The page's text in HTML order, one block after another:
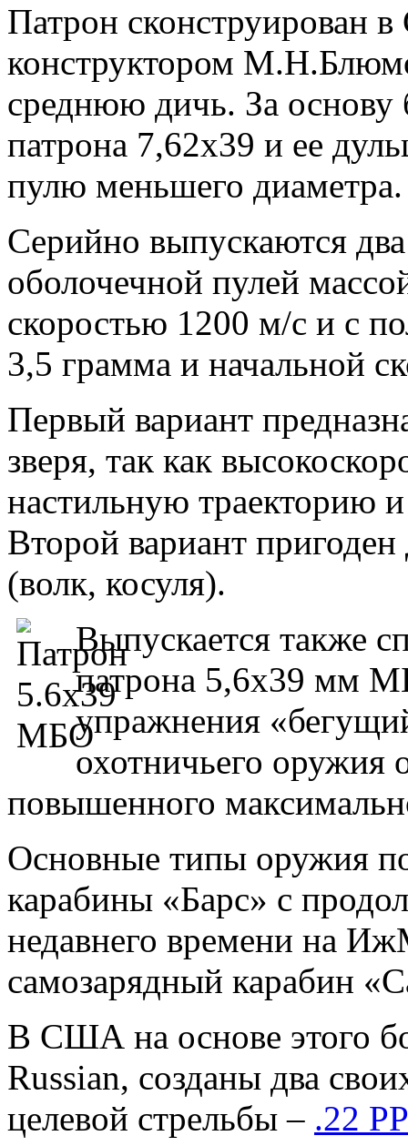
Патрон сконструирован
конструктором
среднюю дичь. За основу
патрона 7,62х39 и ее
пулю меньшего диаметра.
Серийно выпускаются
оболочечной пулей
скоростью 1200 м/с и с
3,5 грамма и начальной
Первый вариант
зверя, так как
настильную траекторию
Второй вариант
(волк, косуля).
Выпускается также
патрона 5,6х39 мм
упражнения
охотничьего оружия
повышенного
Основные типы оружия
карабины «Барс» с
недавнего времени на
самозарядный карабин
В США на основе этого
Russian, созданы два
целевой стрельбы – .22